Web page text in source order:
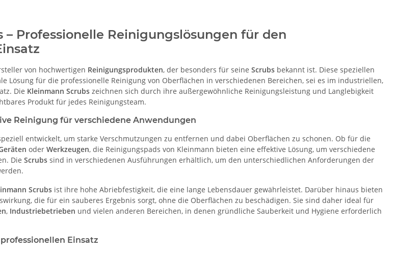
– Professionelle Reinigungslösungen für den
von hochwertigen Reinigungsprodukten, der besonders für seine Scrubs bekannt ist. Diese speziellen
Lösung für die professionelle Reinigung von Oberflächen in verschiedenen Bereichen, sei es im industriellen,
Die Kleinmann Scrubs zeichnen sich durch ihre außergewöhnliche Reinigungsleistung und Langlebigkeit
Produkt für jedes Reinigungsteam.
Reinigung für verschiedene Anwendungen
entwickelt, um starke Verschmutzungen zu entfernen und dabei Oberflächen zu schonen. Ob für die
oder Werkzeugen, die Reinigungspads von Kleinmann bieten eine effektive Lösung, um verschiedene
Die Scrubs sind in verschiedenen Ausführungen erhältlich, um den unterschiedlichen Anforderungen der
Scrubs ist ihre hohe Abriebfestigkeit, die eine lange Lebensdauer gewährleistet. Darüber hinaus bieten
die für ein sauberes Ergebnis sorgt, ohne die Oberflächen zu beschädigen. Sie sind daher ideal für
, Industriebetrieben und vielen anderen Bereichen, in denen gründliche Sauberkeit und Hygiene erforderlich
Einsatz